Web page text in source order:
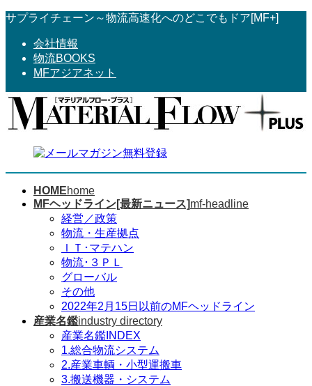
コ
へ
ス
ナ
ョ
ン
サプライチェーン～物流高速化へのどこでもドア[MF+]
会社情報
物流BOOKS
MFアジアネット
HOMEhome
MFヘッドライン[最新ニュース]mf-headline
経営／政策
物流・生産拠点
ＩＴ･マテハン
物流･３ＰＬ
グローバル
その他
2022年2月15日以前のMFヘッドライン
産業名鑑industry directory
産業名鑑INDEX
1.総合物流システム
2.産業車輌・小型運搬車
3.搬送機器・システム